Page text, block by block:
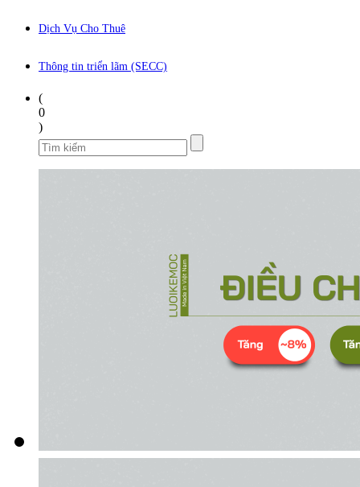
Dịch Vụ Cho Thuê
Thông tin triển lãm (SECC)
(
0
)